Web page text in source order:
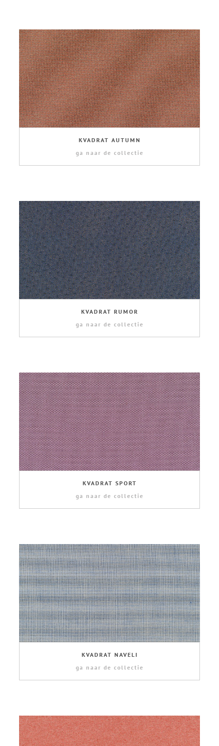
KVADRAT AUTUMN
ga naar de collectie
KVADRAT RUMOR
ga naar de collectie
KVADRAT SPORT
ga naar de collectie
KVADRAT NAVELI
ga naar de collectie